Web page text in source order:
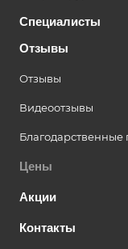
Специалисты
Отзывы
Отзывы
Видеоотзывы
Благодарственные
Цены
Акции
Контакты